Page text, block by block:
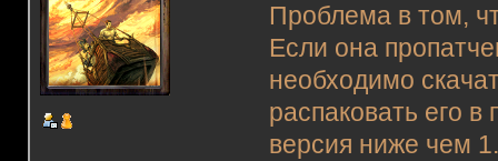
Проблема в том,
Если она
необходимо
распаковать его
версия ниже чем